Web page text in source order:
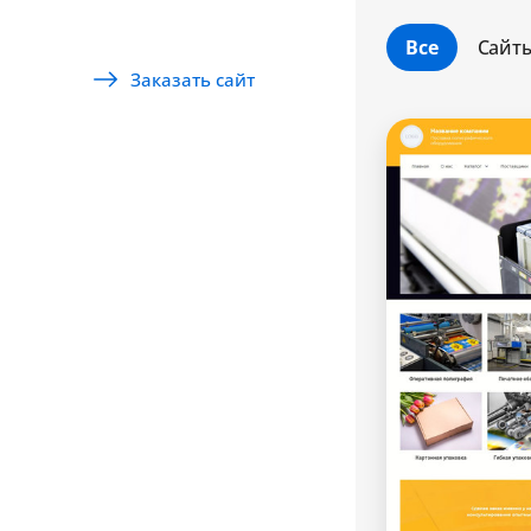
Заказать сайт
Все